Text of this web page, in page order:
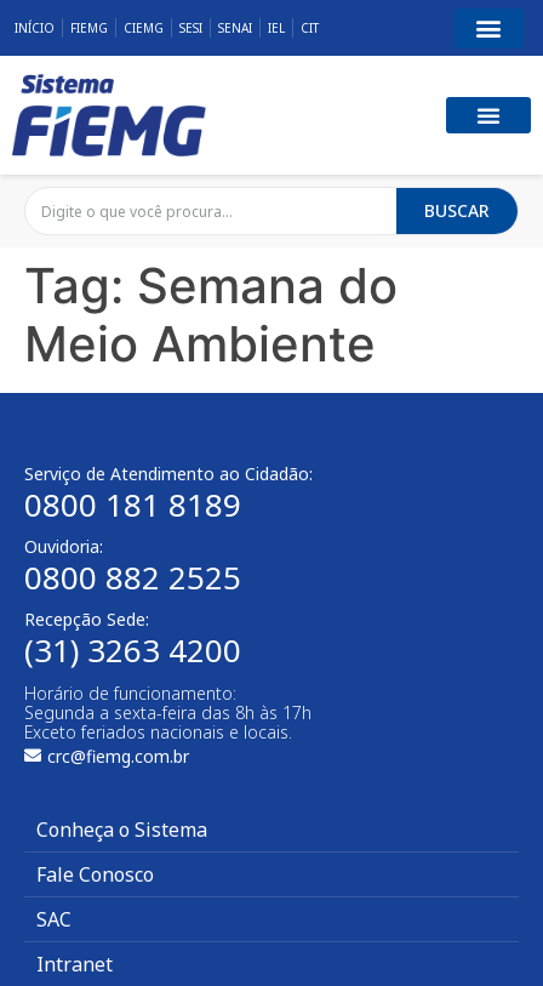
INÍCIO FIEMG CIEMG SESI SENAI IEL CIT
BUSCAR
Tag: Semana do
Meio Ambiente
Serviço de Atendimento ao Cidadão:
0800 181 8189
Ouvidoria:
0800 882 2525​
Recepção Sede:
(31) 3263 4200
Horário de funcionamento:
Segunda a sexta-feira das 8h às 17h
Exceto feriados nacionais e locais.
crc@fiemg.com.br
Conheça o Sistema
Fale Conosco
SAC
Intranet